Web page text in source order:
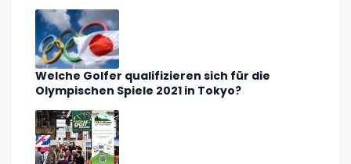
Welche Golfer qualifizieren sich für die
Olympischen Spiele 2021 in Tokyo?